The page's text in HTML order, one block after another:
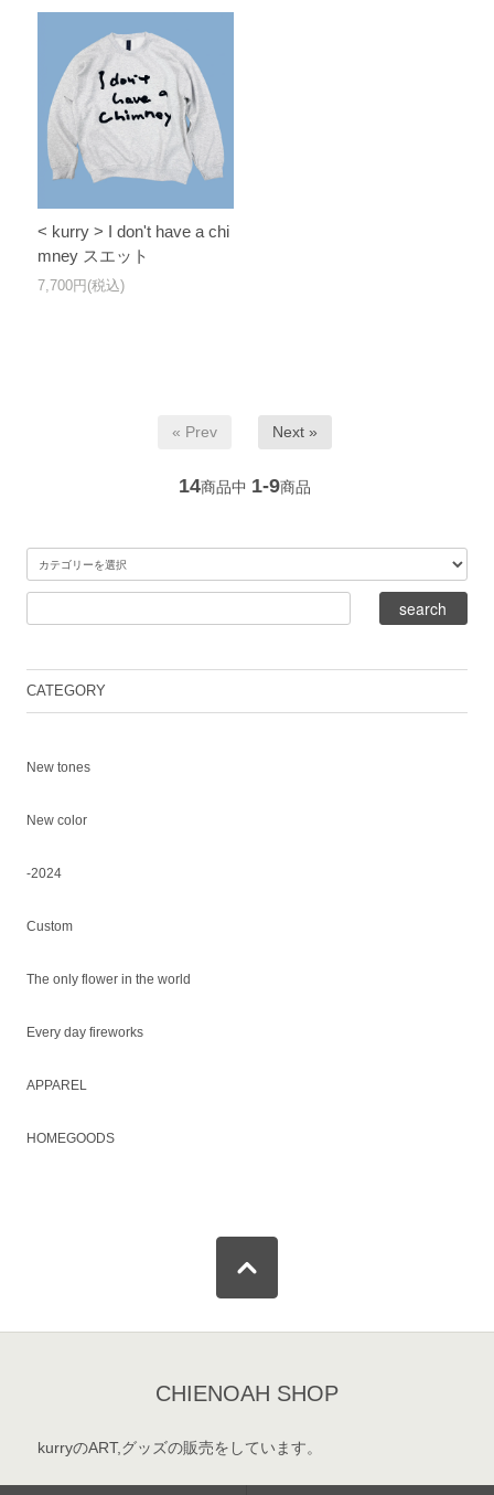
< kurry > I don't have a chi
mney スエット
7,700円(税込)
« Prev Next »
14商品中 1-9商品
CATEGORY
New tones
New color
-2024
Custom
The only flower in the world
Every day fireworks
APPAREL
HOMEGOODS
CHIENOAH SHOP
kurryのART,グッズの販売をしています。